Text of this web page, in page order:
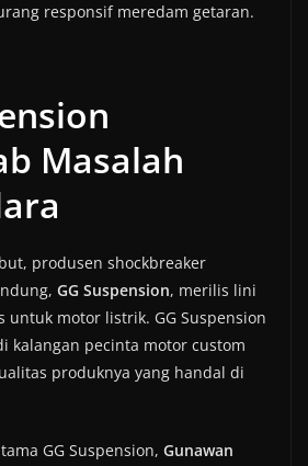
responsif meredam getaran.
Masalah
produsen shockbreaker
GG Suspension, merilis lini
untuk motor listrik. GG Suspension
kalangan pecinta motor custom
produknya yang handal di
GG Suspension, Gunawan